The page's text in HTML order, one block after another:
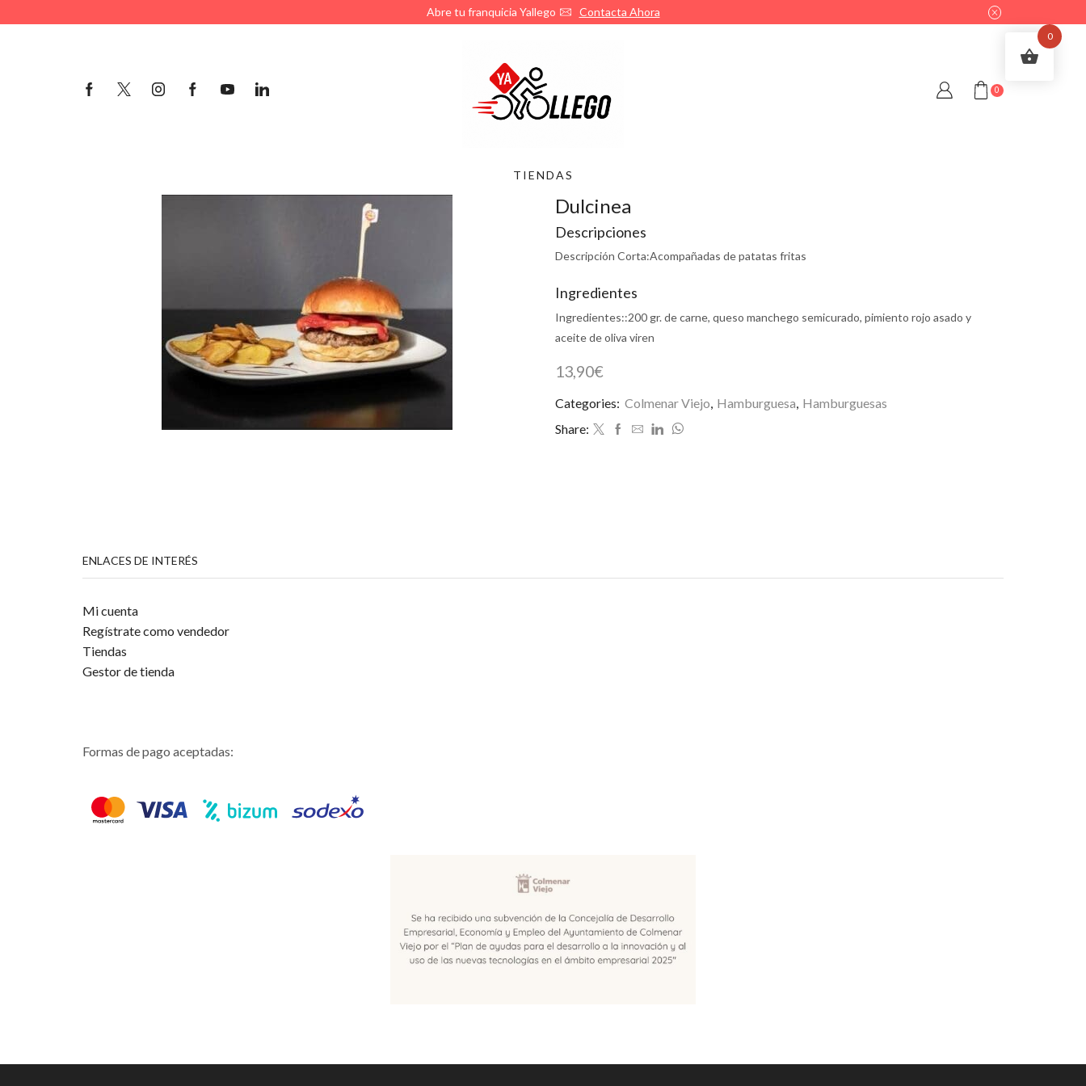
Abre tu franquicia Yallego Contacta Ahora
0
TIENDAS
Dulcinea
Descripciones
Descripción Corta:Acompañadas de patatas fritas
Ingredientes
Ingredientes::200 gr. de carne, queso manchego semicurado, pimiento rojo asado y
aceite de oliva viren
13,90€
Categories: Colmenar Viejo, Hamburguesa, Hamburguesas
Share:
ENLACES DE INTERÉS
Mi cuenta
Regístrate como vendedor
Tiendas
Gestor de tienda
Formas de pago aceptadas:
0